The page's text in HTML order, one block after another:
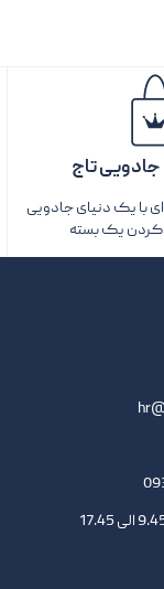
تاج
با یک دنیای جادویی
کردن یک بسته‌